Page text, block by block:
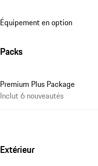
Équipement en option
Packs
Premium Plus Package
Inclut 6 nouveautés
Extérieur